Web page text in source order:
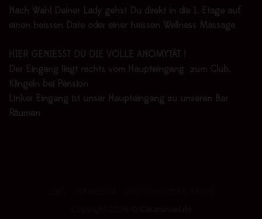
Nach Wahl Deiner Lady gehst Du direkt in die 1. Etage auf
einen heissen Date oder einer heissen Wellness Massage
HIER GENIESST DU DIE VOLLE ANOMYTÄT !
Der Eingang liegt rechts vom Haupteingang zum Club.
Klingeln bei Pension
Linker Eingang ist unser Haupteingang zu unseren Bar
Räumen